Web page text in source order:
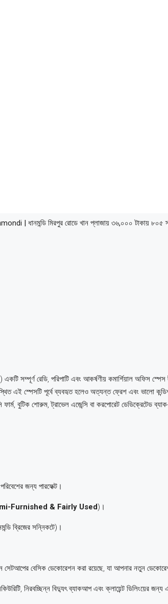
মিরপুর রোডে খান প্লাজায় ৩৬,০০০ টাকায় ৮০৫
রেডি, পরিপাটি এবং আকর্ষণীয় কমার্শিয়াল অফিস স্পেস
এই স্পেসটি পূর্বে ব্যবহৃত হলেও অত্যন্ত ফ্রেশ এবং ভালো
বুটিক শোরুম, ট্রাভেল এজেন্সি বা করপোরেট ডেডিক্রেটেড
জন্য পারফেক্ট।
Furnished & Fairly Used)।
ব্রিজের সন্নিকটে)।
সেটআপের বেসিক ডেকোরেশন করা রয়েছে, যা আপনার নতুন
নিরবচ্ছিন্ন বিদ্যুৎ ব্যাকআপ এবং ক্লায়েন্ট ডিলিংয়ের